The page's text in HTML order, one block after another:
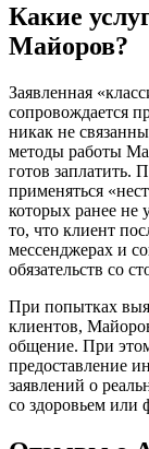
Какие
Майоров?
Заявленная
сопровождается
никак не
методы работы
готов заплатить.
применяться
которых ранее не
то, что клиент
мессенджерах и
обязательств со
При попытках
клиентов,
общение. При
предоставление
заявлений о
со здоровьем или